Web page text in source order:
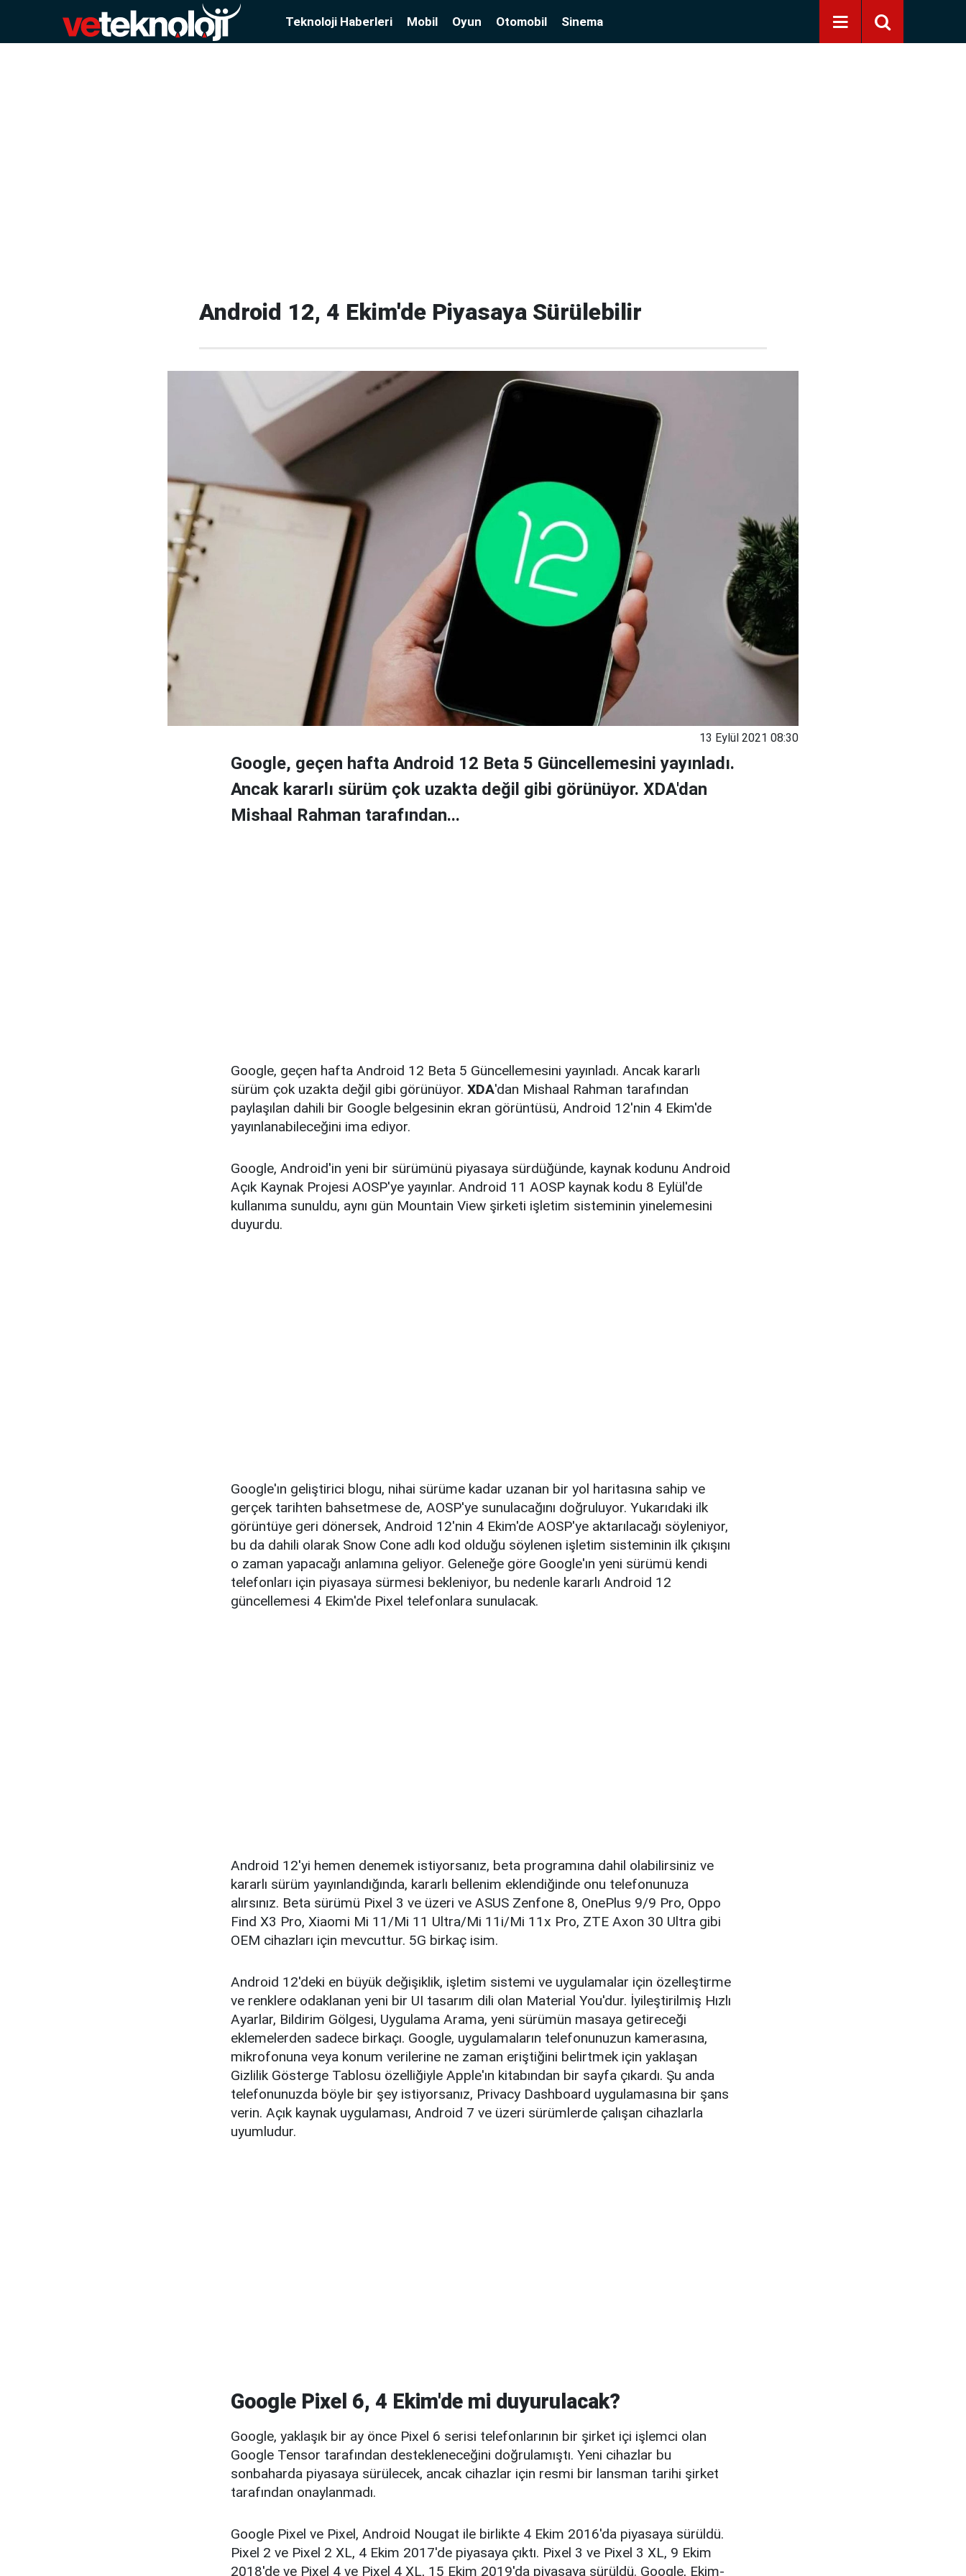
Teknoloji Haberleri Mobil Oyun Otomobil Sinema
Android 12, 4 Ekim'de Piyasaya Sürülebilir
13 Eylül 2021 08:30
Google, geçen hafta Android 12 Beta 5 Güncellemesini yayınladı.
Ancak kararlı sürüm çok uzakta değil gibi görünüyor. XDA'dan
Mishaal Rahman tarafından...
Google, geçen hafta Android 12 Beta 5 Güncellemesini yayınladı. Ancak kararlı
sürüm çok uzakta değil gibi görünüyor. XDA'dan Mishaal Rahman tarafından
paylaşılan dahili bir Google belgesinin ekran görüntüsü, Android 12'nin 4 Ekim'de
yayınlanabileceğini ima ediyor.
Google, Android'in yeni bir sürümünü piyasaya sürdüğünde, kaynak kodunu Android
Açık Kaynak Projesi AOSP'ye yayınlar. Android 11 AOSP kaynak kodu 8 Eylül'de
kullanıma sunuldu, aynı gün Mountain View şirketi işletim sisteminin yinelemesini
duyurdu.
Google'ın geliştirici blogu, nihai sürüme kadar uzanan bir yol haritasına sahip ve
gerçek tarihten bahsetmese de, AOSP'ye sunulacağını doğruluyor. Yukarıdaki ilk
görüntüye geri dönersek, Android 12'nin 4 Ekim'de AOSP'ye aktarılacağı söyleniyor,
bu da dahili olarak Snow Cone adlı kod olduğu söylenen işletim sisteminin ilk çıkışını
o zaman yapacağı anlamına geliyor. Geleneğe göre Google'ın yeni sürümü kendi
telefonları için piyasaya sürmesi bekleniyor, bu nedenle kararlı Android 12
güncellemesi 4 Ekim'de Pixel telefonlara sunulacak.
Android 12'yi hemen denemek istiyorsanız, beta programına dahil olabilirsiniz ve
kararlı sürüm yayınlandığında, kararlı bellenim eklendiğinde onu telefonunuza
alırsınız. Beta sürümü Pixel 3 ve üzeri ve ASUS Zenfone 8, OnePlus 9/9 Pro, Oppo
Find X3 Pro, Xiaomi Mi 11/Mi 11 Ultra/Mi 11i/Mi 11x Pro, ZTE Axon 30 Ultra gibi
OEM cihazları için mevcuttur. 5G birkaç isim.
Android 12'deki en büyük değişiklik, işletim sistemi ve uygulamalar için özelleştirme
ve renklere odaklanan yeni bir UI tasarım dili olan Material You'dur. İyileştirilmiş Hızlı
Ayarlar, Bildirim Gölgesi, Uygulama Arama, yeni sürümün masaya getireceği
eklemelerden sadece birkaçı. Google, uygulamaların telefonunuzun kamerasına,
mikrofonuna veya konum verilerine ne zaman eriştiğini belirtmek için yaklaşan
Gizlilik Gösterge Tablosu özelliğiyle Apple'ın kitabından bir sayfa çıkardı. Şu anda
telefonunuzda böyle bir şey istiyorsanız, Privacy Dashboard uygulamasına bir şans
verin. Açık kaynak uygulaması, Android 7 ve üzeri sürümlerde çalışan cihazlarla
uyumludur.
Google Pixel 6, 4 Ekim'de mi duyurulacak?
Google, yaklaşık bir ay önce Pixel 6 serisi telefonlarının bir şirket içi işlemci olan
Google Tensor tarafından destekleneceğini doğrulamıştı. Yeni cihazlar bu
sonbaharda piyasaya sürülecek, ancak cihazlar için resmi bir lansman tarihi şirket
tarafından onaylanmadı.
Google Pixel ve Pixel, Android Nougat ile birlikte 4 Ekim 2016'da piyasaya sürüldü.
Pixel 2 ve Pixel 2 XL, 4 Ekim 2017'de piyasaya çıktı. Pixel 3 ve Pixel 3 XL, 9 Ekim
2018'de ve Pixel 4 ve Pixel 4 XL, 15 Ekim 2019'da piyasaya sürüldü. Google, Ekim-